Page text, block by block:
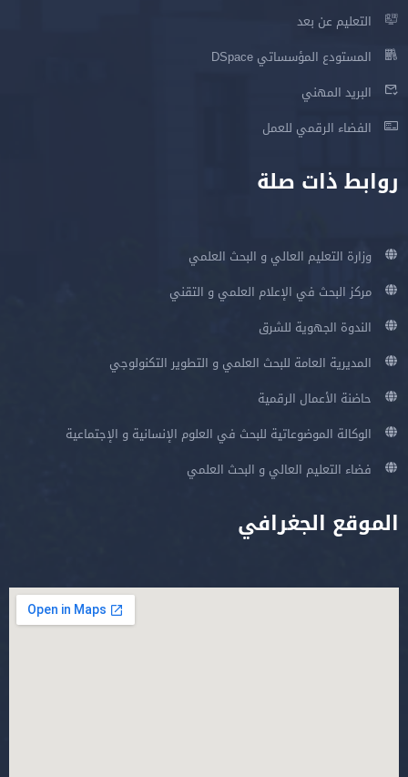
التعليم عن بعد
المستودع المؤسساتي DSpace
البريد المهني
الفضاء الرقمي للعمل
روابط ذات صلة
وزارة التعليم العالي و البحث العلمي
مركز البحث في الإعلام العلمي و التقني
الندوة الجهوية للشرق
المديرية العامة للبحث العلمي و التطوير التكنولوجي
حاضنة الأعمال الرقمية
الوكالة الموضوعاتية للبحث في العلوم الإنسانية و الإجتماعية
فضاء التعليم العالي و البحث العلمي
الموقع الجغرافي